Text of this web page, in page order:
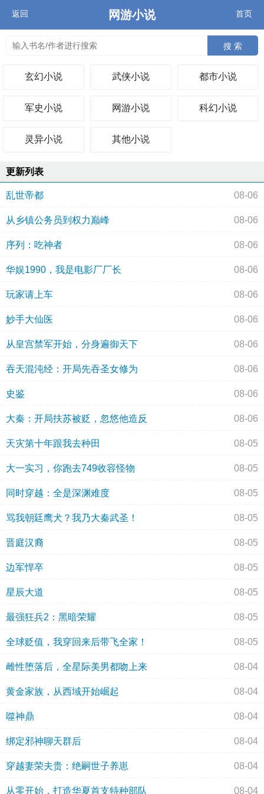
返回 网游小说 首页
搜 索
玄幻小说 武侠小说 都市小说
军史小说 网游小说 科幻小说
灵异小说 其他小说
更新列表
乱世帝都 08-06
从乡镇公务员到权力巅峰 08-06
序列：吃神者 08-06
华娱1990，我是电影厂厂长 08-06
玩家请上车 08-06
妙手大仙医 08-06
从皇宫禁军开始，分身遍御天下 08-06
吞天混沌经：开局先吞圣女修为 08-06
史鉴 08-06
大秦：开局扶苏被贬，忽悠他造反 08-06
天灾第十年跟我去种田 08-05
大一实习，你跑去749收容怪物 08-05
同时穿越：全是深渊难度 08-05
骂我朝廷鹰犬？我乃大秦武圣！ 08-05
晋庭汉裔 08-05
边军悍卒 08-05
星辰大道 08-05
最强狂兵2：黑暗荣耀 08-05
全球贬值，我穿回来后带飞全家！ 08-05
雌性堕落后，全星际美男都吻上来 08-04
黄金家族，从西域开始崛起 08-04
噬神鼎 08-04
绑定邪神聊天群后 08-04
穿越妻荣夫贵：绝嗣世子养崽 08-04
从零开始，打造华夏首支特种部队 08-04